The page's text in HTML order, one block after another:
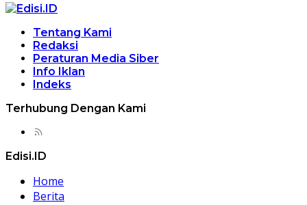
Tentang Kami
Redaksi
Peraturan Media Siber
Info Iklan
Indeks
Terhubung Dengan Kami
Edisi.ID
Home
Berita